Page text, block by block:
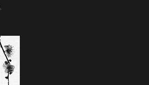
.